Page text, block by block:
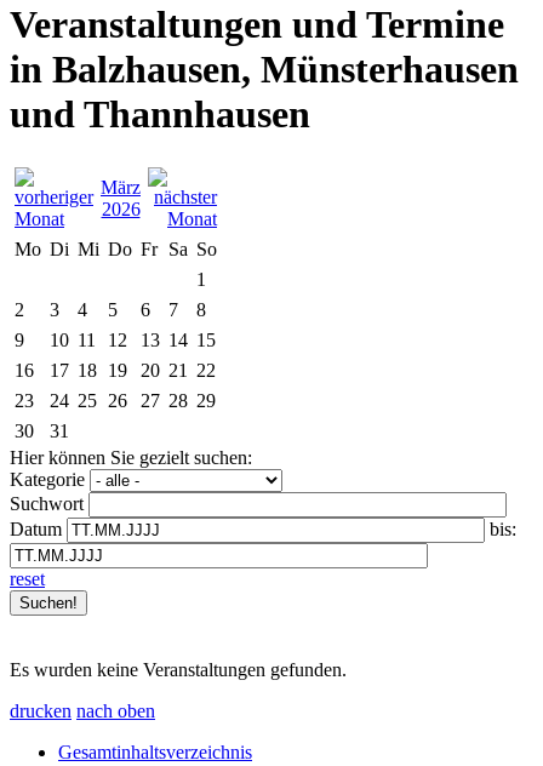
Veranstaltungen und Termine
in Balzhausen, Münsterhausen
und Thannhausen
März
2026
Mo Di Mi Do Fr Sa So
1
2
3 4 5 6 7
8
9
10 11 12 13 14 15
16
17 18 19 20 21
22
23
24 25 26 27 28 29
30
31
Hier können Sie gezielt suchen:
Kategorie
Suchwort
Datum
bis:
reset
Es wurden keine Veranstaltungen gefunden.
drucken nach oben
Gesamtinhaltsverzeichnis